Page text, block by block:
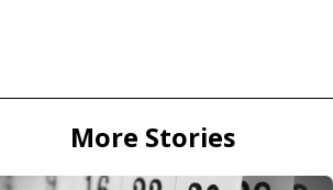
More Stories